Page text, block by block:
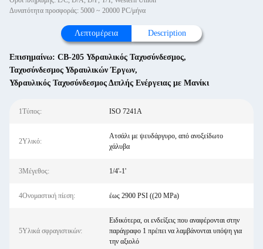
Δυνατότητα προσφοράς: 5000 ~ 20000 PC/μήνα
Λεπτομέρεια Description
Επισημαίνω: CB-205 Υδραυλικός Ταχυσύνδεσμος,
Ταχυσύνδεσμος Υδραυλικών Έργων,
Υδραυλικός Ταχυσύνδεσμος Διπλής Ενέργειας με Μανίκι
1Τύπος: ISO 7241Α
2Υλικό:
Ατσάλι με ψευδάργυρο, από ανοξείδωτο
χάλυβα
3Μέγεθος: 1/4'-1'
4Ονομαστική πίεση: έως 2900 PSI ((20 MPa)
5Υλικά σφραγιστικών:
Ειδικότερα, οι ενδείξεις που αναφέρονται στην
παράγραφο 1 πρέπει να λαμβάνονται υπόψη για
την αξιολό